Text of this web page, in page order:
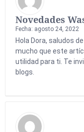
Novedades
Fecha: agosto 24, 2022
Hola Dora, saludos
mucho que este
utilidad para ti. Te
blogs.